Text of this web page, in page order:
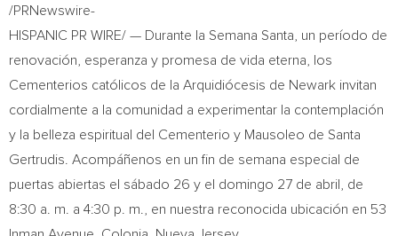
/PRNewswire-
HISPANIC PR WIRE/ — Durante la Semana Santa , un período de
renovación, esperanza y promesa de vida eterna, los
Cementerios católicos de la Arquidiócesis de Newark invitan
cordialmente a la comunidad a experimentar la contemplación
y la belleza espiritual del Cementerio y Mausoleo de Santa
Gertrudis . Acompáñenos en un fin de semana especial de
puertas abiertas el sábado 26 y el domingo 27 de abril, de
8:30 a. m. a 4:30 p. m., en nuestra reconocida ubicación en 53